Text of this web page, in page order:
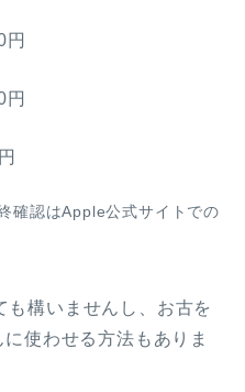
確認はApple公式サイトでの
構いませんし、お古を
使わせる方法もありま